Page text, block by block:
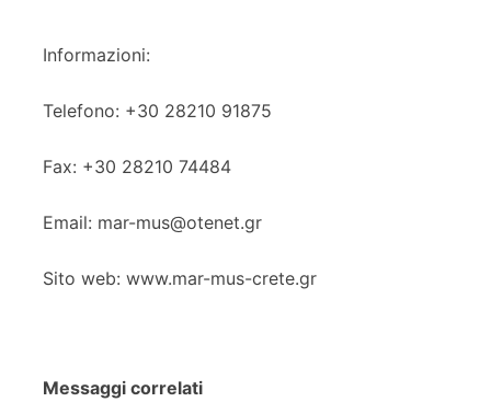
Informazioni:
Telefono: +30 28210 91875
Fax: +30 28210 74484
Email: mar-mus@otenet.gr
Sito web: www.mar-mus-crete.gr
Messaggi correlati